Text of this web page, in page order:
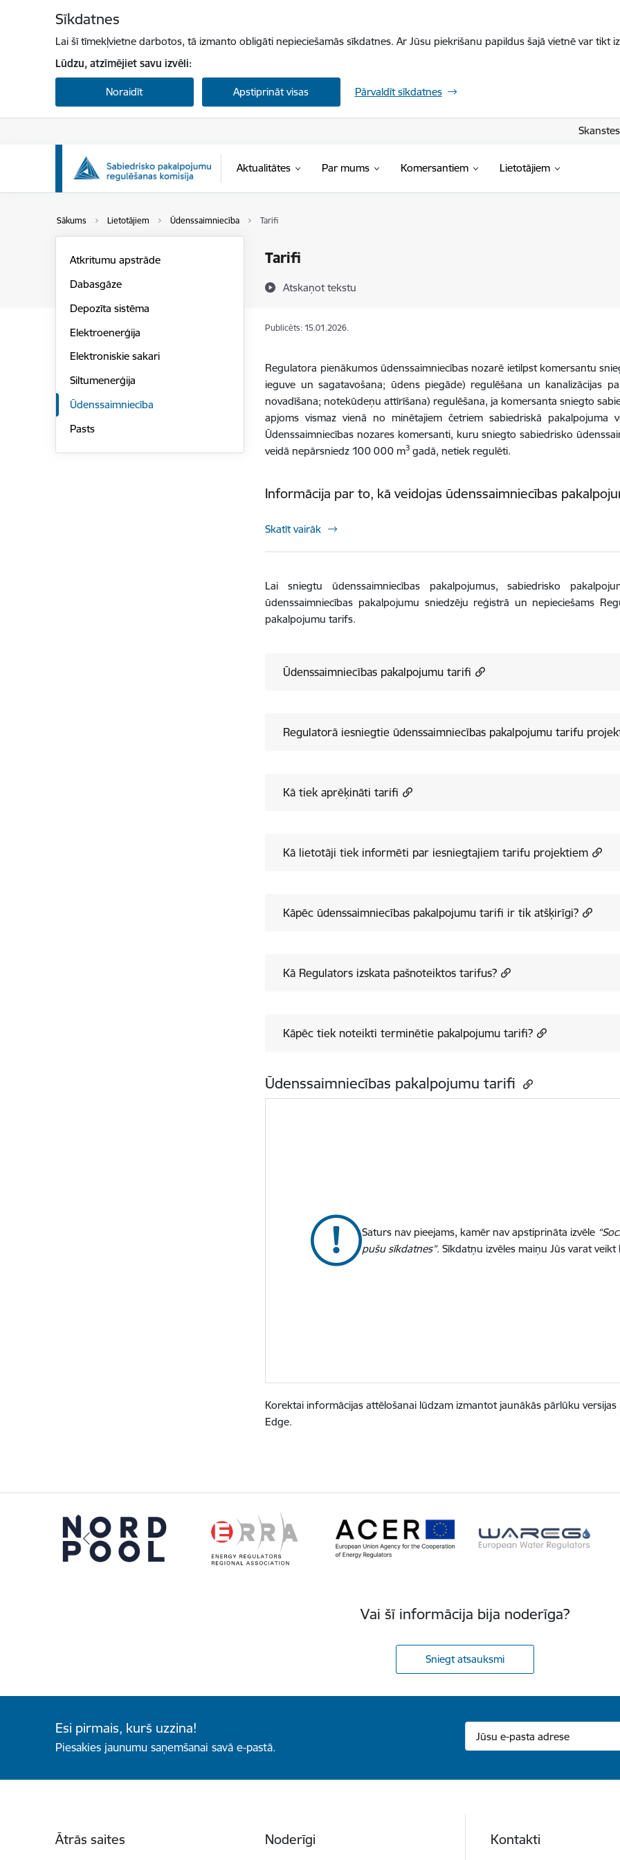
Sīkdatnes
Lai šī tīmekļvietne darbotos, tā izmanto obligāti nepieciešamās sīkdatnes. Ar Jūsu piekrišanu papildus šajā vietnē var tikt
Lūdzu, atzīmējiet savu izvēli:
Noraidīt Apstiprināt visas Pārvaldīt sīkdatnes
Aktualitātes Par mums Komersantiem Lietotājiem
Sākums Lietotājiem Ūdenssaimniecība Tarifi
Tarifi
Atskaņot tekstu
Atkritumu apstrāde
Dabasgāze
Depozīta sistēma
Elektroenerģija
Elektroniskie sakari
Siltumenerģija
Ūdenssaimniecība
Pasts
Publicēts: 15.01.2026.
Regulatora pienākumos ūdenssaimniecības nozarē ietilpst komersantu
ieguve un sagatavošana; ūdens piegāde) regulēšana un kanalizācijas
novadīšana; notekūdeņu attīrīšana) regulēšana, ja komersanta sniegto
apjoms vismaz vienā no minētajiem četriem sabiedriskā
Ūdenssaimniecības nozares komersanti, kuru sniegto sabiedrisko
veidā nepārsniedz 100 000 m3 gadā, netiek regulēti.
Informācija par to, kā veidojas ūdenssaimniecības
Skatīt vairāk
Lai sniegtu ūdenssaimniecības pakalpojumus, sabiedrisko
ūdenssaimniecības pakalpojumu sniedzēju reģistrā un nepieciešams
pakalpojumu tarifs.
Ūdenssaimniecības pakalpojumu tarifi
Regulatorā iesniegtie ūdenssaimniecības pakalpojumu tarifu
Kā tiek aprēķināti tarifi
Kā lietotāji tiek informēti par iesniegtajiem tarifu projektiem
Kāpēc ūdenssaimniecības pakalpojumu tarifi ir tik atšķirīgi?
Kā Regulators izskata pašnoteiktos tarifus?
Kāpēc tiek noteikti terminētie pakalpojumu tarifi?
Ūdenssaimniecības pakalpojumu tarifi
Saturs nav pieejams, kamēr nav apstiprināta izvēle
pušu sīkdatnes”. Sīkdatņu izvēles maiņu Jūs varat
Korektai informācijas attēlošanai lūdzam izmantot jaunākās pārlūku
Edge.
Vai šī informācija bija noderīga?
Sniegt atsauksmi
Esi pirmais, kurš uzzina!
Piesakies jaunumu saņemšanai savā e-pastā.
Ātrās saites Noderīgi Kontakti